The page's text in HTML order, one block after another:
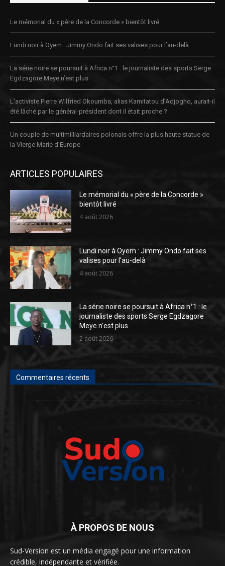
Le mémorial du « père de la Concorde » bientôt livré
Lundi noir à Oyem : Jimmy Ondo fait ses valises pour l’au-delà
La série noire se poursuit à Africa n°1 : le journaliste des sports Serge
Egdzagore Meye n’est plus
L’activiste Pierre Wilfried Okoumba, alias Kamitatou d’Adjogho, aurait-il
été lâché par le général-président dont il était proche ?
Un couple de multimilliardaires polonais offre la plus haute statue de
la Vierge Marie d’Europe
ARTICLES POPULAIRES
Le mémorial du « père de la Concorde »
bientôt livré
4 août 2026
Lundi noir à Oyem : Jimmy Ondo fait ses
valises pour l’au-delà
4 août 2026
La série noire se poursuit à Africa n°1 : le
journaliste des sports Serge Egdzagore
Meye n’est plus
2 août 2026
Commentaires récents
À PROPOS DE NOUS
Sud-Version est un média engagé pour une information
crédible, indépendante et vérifiée.